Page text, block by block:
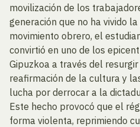
movilización de los
generación que no ha vivido
movimiento obrero, el
convirtió en uno de los
Gipuzkoa a través del
reafirmación de la cultura y
lucha por derrocar a la
Este hecho provocó que el
forma violenta, reprimiendo